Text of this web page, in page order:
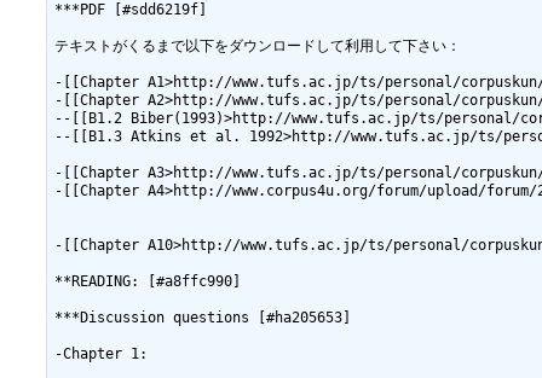
***PDF [#sdd6219f]
テキストがくるまで以下をダウンロードして利用して下さい：
-[[Chapter A1>http://www.tufs.ac.jp/ts/personal/
-[[Chapter A2>http://www.tufs.ac.jp/ts/personal/
--[[B1.2 Biber(1993)>http://www.tufs.ac.jp/ts/personal/
--[[B1.3 Atkins et al. 1992>http://www.tufs.ac.jp/ts/
-[[Chapter A3>http://www.tufs.ac.jp/ts/personal/
-[[Chapter A4>http://www.corpus4u.org/forum/upload/forum/
-[[Chapter A10>http://www.tufs.ac.jp/ts/personal/
**READING: [#a8ffc990]
***Discussion questions [#ha205653]
-Chapter 1: